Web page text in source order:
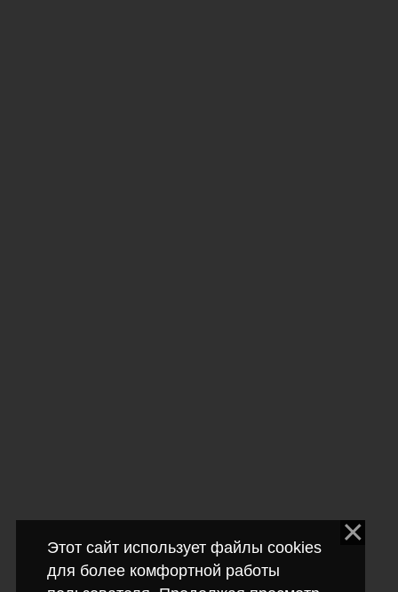
Этот сайт использует файлы cookies
для более комфортной работы